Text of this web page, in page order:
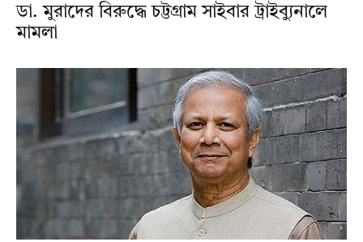
ডা. মুরাদের বিরুদ্ধে চট্টগ্রাম সাইবার ট্রাইব্যুনালে
মামলা